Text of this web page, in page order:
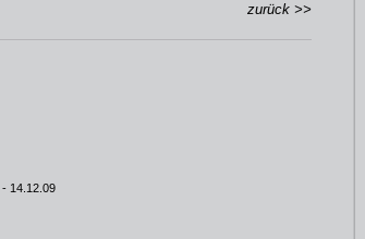
zurück >>
- 14.12.09